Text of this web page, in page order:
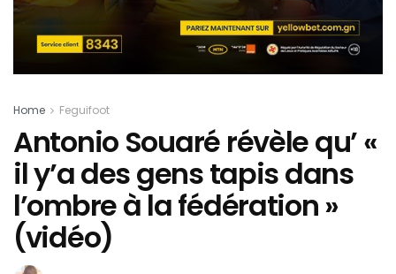
Home Feguifoot
Antonio Souaré révèle qu’ «
il y’a des gens tapis dans
l’ombre à la fédération »
(vidéo)